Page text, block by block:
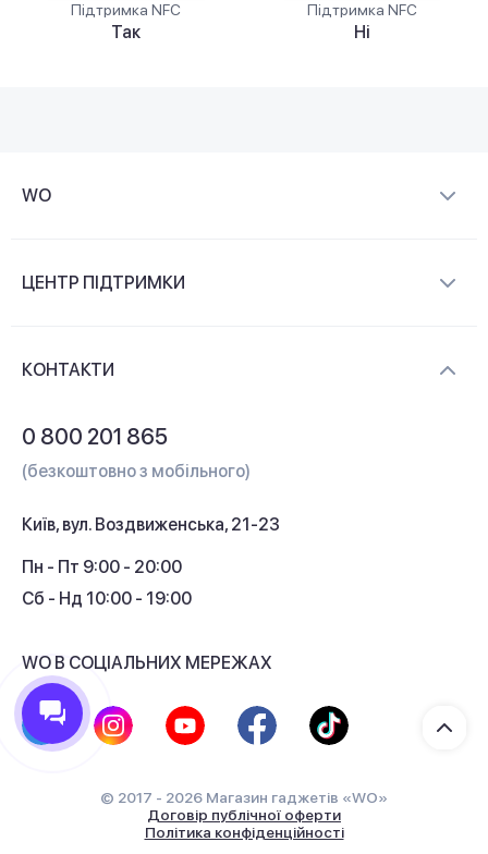
Підтримка NFC
Так
Підтримка NFC
Ні
WO
Контакти
ЦЕНТР ПІДТРИМКИ
Кешбек
КОНТАКТИ
0 800 201 865
(безкоштовно з мобільного)
Київ, вул. Воздвиженська, 21-23
Пн - Пт 9:00 - 20:00
Сб - Нд 10:00 - 19:00
WO В СОЦІАЛЬНИХ МЕРЕЖАХ
© 2017 - 2026 Магазин гаджетів «WO»
Договір публічної оферти
Політика конфіденційності